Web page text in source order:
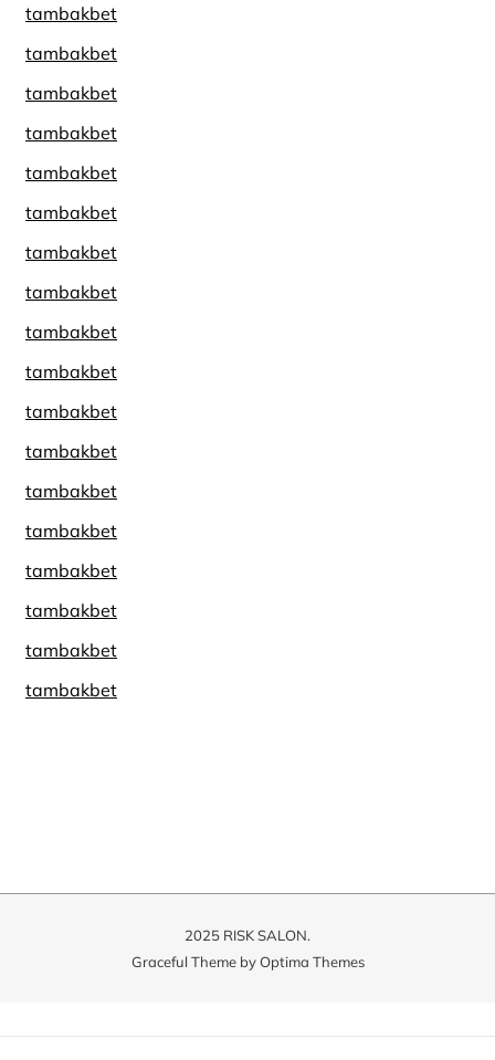
tambakbet
tambakbet
tambakbet
tambakbet
tambakbet
tambakbet
tambakbet
tambakbet
tambakbet
tambakbet
tambakbet
tambakbet
tambakbet
tambakbet
tambakbet
tambakbet
tambakbet
tambakbet
2025 RISK SALON.
Graceful Theme byOptima Themes